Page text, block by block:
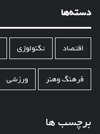
دسته‌ها
اقتصاد تکنولوژی
فرهنگ وهنر ورزشی
برچسب ها